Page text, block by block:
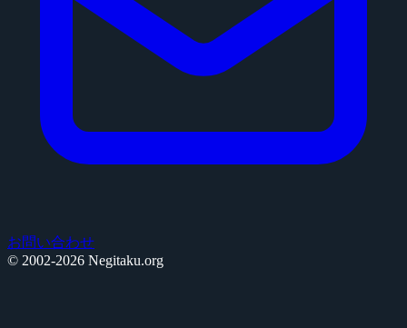
お問い合わせ
© 2002-2026 Negitaku.org